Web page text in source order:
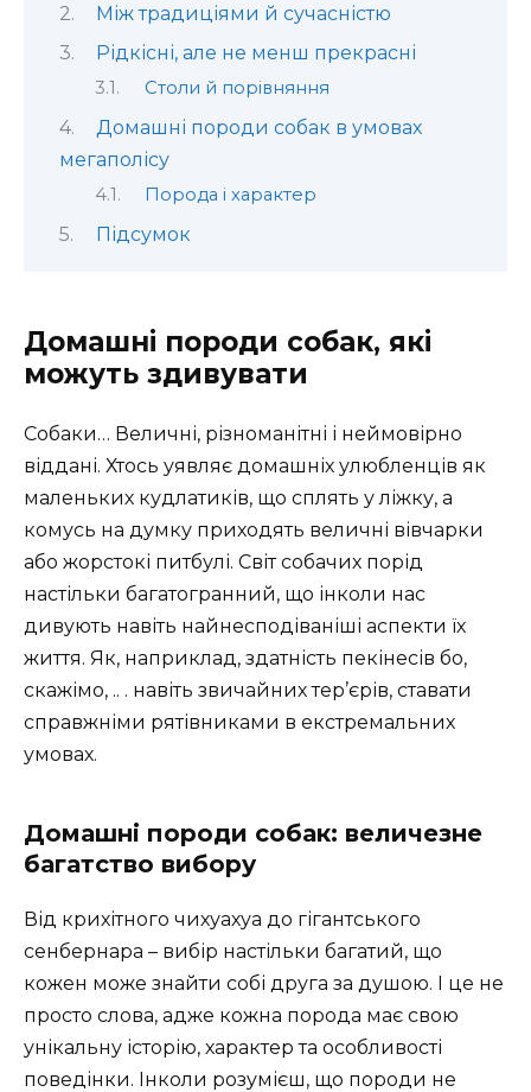
Між традиціями й сучасністю
Рідкісні, але не менш прекрасні
Столи й порівняння
Домашні породи собак в умовах
мегаполісу
Порода і характер
Підсумок
Домашні породи собак, які
можуть здивувати
Собаки… Величні, різноманітні і неймовірно
віддані. Хтось уявляє домашніх улюбленців як
маленьких кудлатиків, що сплять у ліжку, а
комусь на думку приходять величні вівчарки
або жорстокі питбулі. Світ собачих порід
настільки багатогранний, що інколи нас
дивують навіть найнесподіваніші аспекти їх
життя. Як, наприклад, здатність пекінесів бо,
скажімо, .. . навіть звичайних тер’єрів, ставати
справжніми рятівниками в екстремальних
умовах.
Домашні породи собак: величезне
багатство вибору
Від крихітного чихуахуа до гігантського
сенбернара – вибір настільки багатий, що
кожен може знайти собі друга за душою. І це не
просто слова, адже кожна порода має свою
унікальну історію, характер та особливості
поведінки. Інколи розумієш, що породи не